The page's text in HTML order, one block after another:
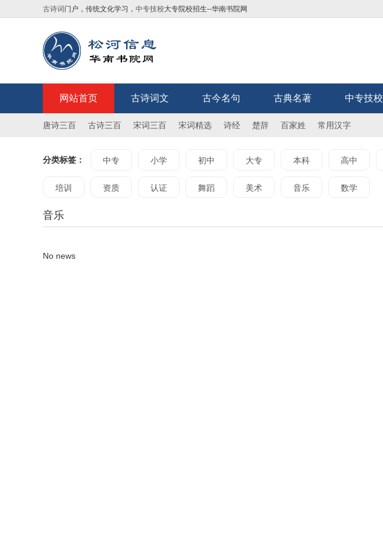
古诗词 门户，传统文化学习， 中专技校大专院校招生--华南书院网
网站首页 古诗词文 古今名句 古典名著 中专技校
唐诗三百 古诗三百 宋词三百 宋词精选 诗经 楚辞 百家姓 常用汉字
分类标签： 中专 小学 初中 大专 本科 高中
培训 资质 认证 舞蹈 美术 音乐 数学
音乐
No news